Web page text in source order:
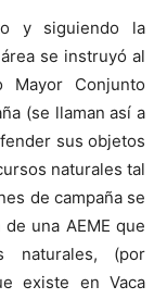
y siguiendo la
se instruyó al
Mayor Conjunto
(se llaman así a
sus objetos
naturales tal
de campaña se
una AEME que
naturales, (por
existe en Vaca